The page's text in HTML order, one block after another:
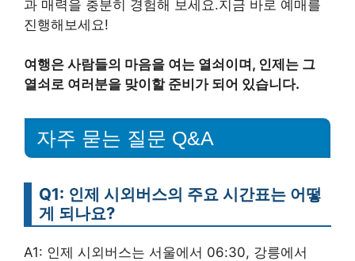
과 매력을 충분히 경험해 보세요.지금 바로 예매를
진행해보세요!
여행은 사람들의 마음을 여는 열쇠이며, 인제는 그
열쇠로 여러분을 맞이할 준비가 되어 있습니다.
자주 묻는 질문 Q&A
Q1: 인제 시외버스의 주요 시간표는 어떻
게 되나요?
A1: 인제 시외버스는 서울에서 06:30, 강릉에서